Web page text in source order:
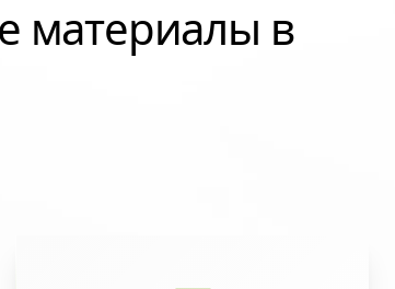
материалы в